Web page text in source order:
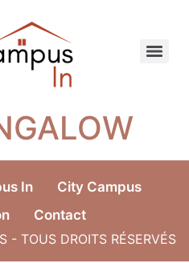
In
City Campus
Contact
TOUS DROITS RÉSERVÉS